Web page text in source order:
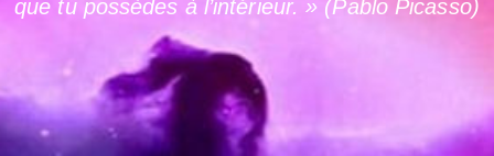
que tu possèdes à l’intérieur. » (Pablo Picasso)